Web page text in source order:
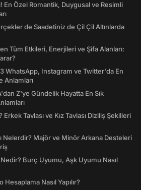
En Özel Romantik, Duygusal ve Resimli
de Saadetiniz de Çil Çil Altınlarda
Tüm Etkileri, Enerjileri ve Şifa Alanları:
WhatsApp, Instagram ve Twitter'da En
Anlamları
Z'ye Gündelik Hayatta En Sık
Erkek Tavlası ve Kız Tavlası Diziliş Şekilleri
Nelerdir? Majör ve Minör Arkana Desteleri
Burç Uyumu, Aşk Uyumu Nasıl
Nasıl Yapılır?